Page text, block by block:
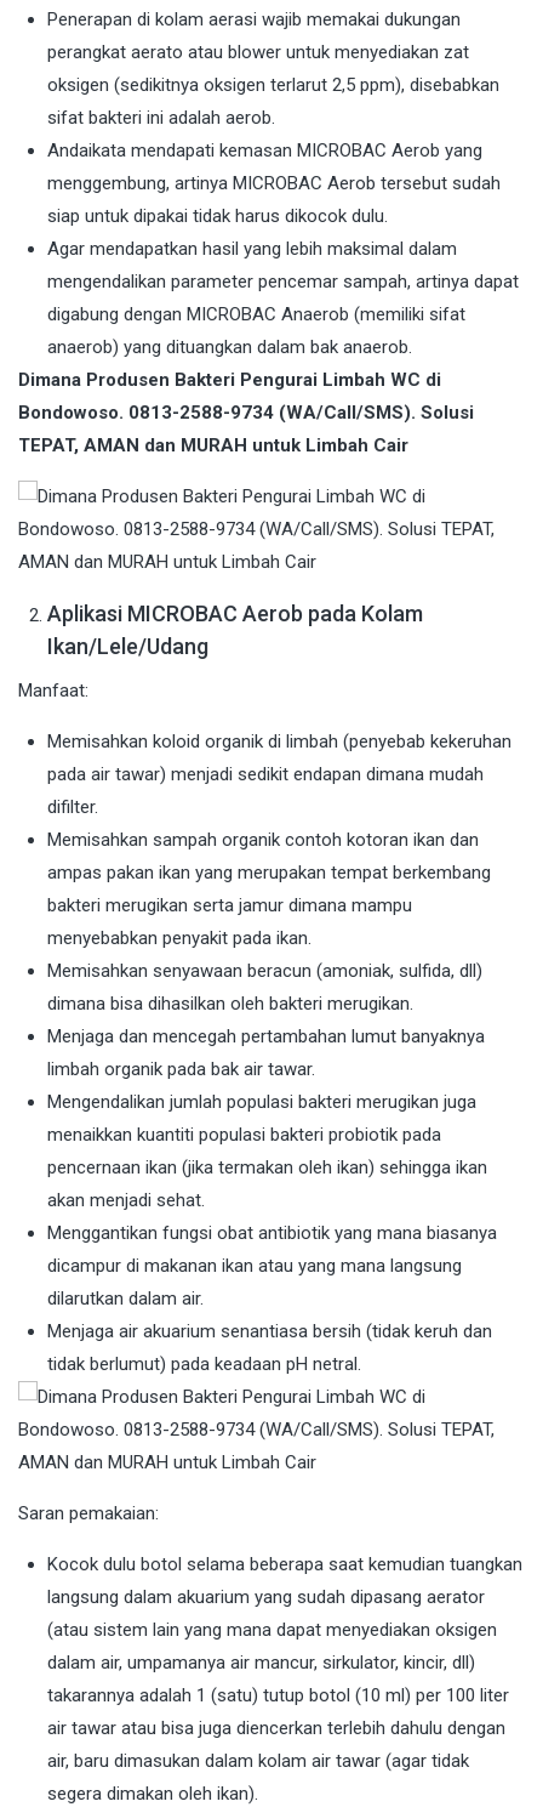
Penerapan di kolam aerasi wajib memakai dukungan
perangkat aerato atau blower untuk menyediakan zat
oksigen (sedikitnya oksigen terlarut 2,5 ppm), disebabkan
sifat bakteri ini adalah aerob.
Andaikata mendapati kemasan MICROBAC Aerob yang
menggembung, artinya MICROBAC Aerob tersebut sudah
siap untuk dipakai tidak harus dikocok dulu.
Agar mendapatkan hasil yang lebih maksimal dalam
mengendalikan parameter pencemar sampah, artinya dapat
digabung dengan MICROBAC Anaerob (memiliki sifat
anaerob) yang dituangkan dalam bak anaerob.
Dimana Produsen Bakteri Pengurai Limbah WC di
Bondowoso. 0813-2588-9734 (WA/Call/SMS). Solusi
TEPAT, AMAN dan MURAH untuk Limbah Cair
Aplikasi MICROBAC Aerob pada Kolam
Ikan/Lele/Udang
Manfaat:
Memisahkan koloid organik di limbah (penyebab kekeruhan
pada air tawar) menjadi sedikit endapan dimana mudah
difilter.
Memisahkan sampah organik contoh kotoran ikan dan
ampas pakan ikan yang merupakan tempat berkembang
bakteri merugikan serta jamur dimana mampu
menyebabkan penyakit pada ikan.
Memisahkan senyawaan beracun (amoniak, sulfida, dll)
dimana bisa dihasilkan oleh bakteri merugikan.
Menjaga dan mencegah pertambahan lumut banyaknya
limbah organik pada bak air tawar.
Mengendalikan jumlah populasi bakteri merugikan juga
menaikkan kuantiti populasi bakteri probiotik pada
pencernaan ikan (jika termakan oleh ikan) sehingga ikan
akan menjadi sehat.
Menggantikan fungsi obat antibiotik yang mana biasanya
dicampur di makanan ikan atau yang mana langsung
dilarutkan dalam air.
Menjaga air akuarium senantiasa bersih (tidak keruh dan
tidak berlumut) pada keadaan pH netral.
Saran pemakaian:
Kocok dulu botol selama beberapa saat kemudian tuangkan
langsung dalam akuarium yang sudah dipasang aerator
(atau sistem lain yang mana dapat menyediakan oksigen
dalam air, umpamanya air mancur, sirkulator, kincir, dll)
takarannya adalah 1 (satu) tutup botol (10 ml) per 100 liter
air tawar atau bisa juga diencerkan terlebih dahulu dengan
air, baru dimasukan dalam kolam air tawar (agar tidak
segera dimakan oleh ikan).